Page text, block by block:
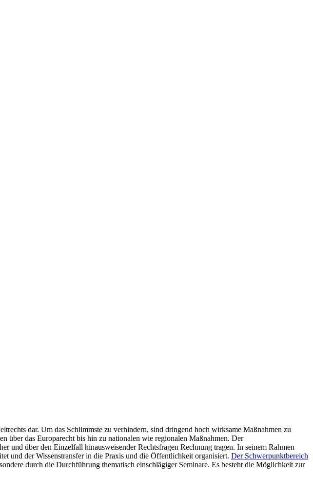
dar. Um das Schlimmste zu verhindern, sind dringend hoch wirksame Maßnahmen zu
über das Europarecht bis hin zu nationalen wie regionalen Maßnahmen. Der
und über den Einzelfall hinausweisender Rechtsfragen Rechnung tragen. In seinem Rahmen
und der Wissenstransfer in die Praxis und die Öffentlichkeit organisiert. Der Schwerpunktbereich
durch die Durchführung thematisch einschlägiger Seminare. Es besteht die Möglichkeit zur